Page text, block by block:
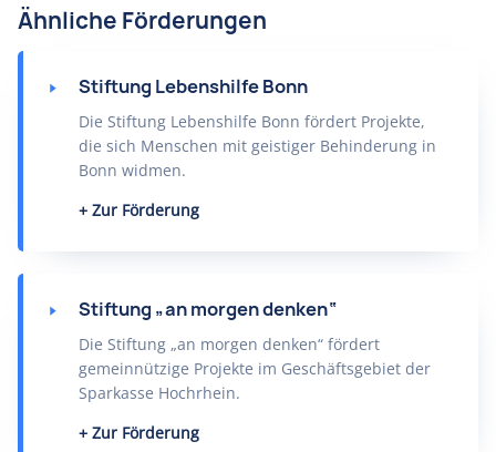
Ähnliche Förderungen
Stiftung Lebenshilfe Bonn
Die Stiftung Lebenshilfe Bonn fördert Projekte,
die sich Menschen mit geistiger Behinderung in
Bonn widmen.
Zur Förderung
Stiftung „an morgen denken“
Die Stiftung „an morgen denken“ fördert
gemeinnützige Projekte im Geschäftsgebiet der
Sparkasse Hochrhein.
Zur Förderung